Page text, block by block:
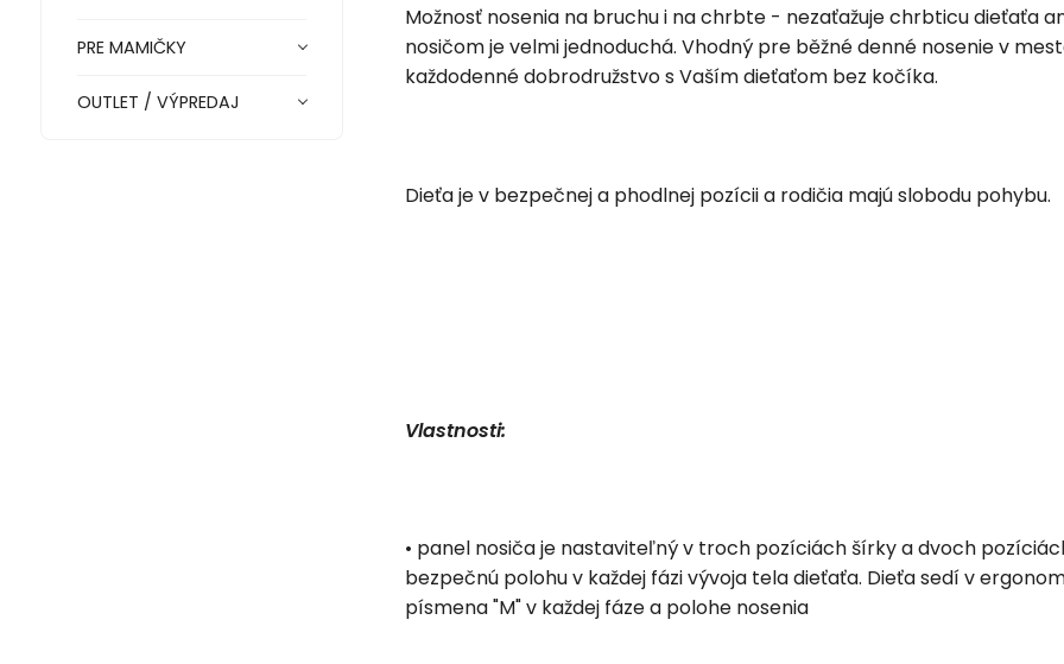
PRE MAMIČKY
OUTLET / VÝPREDAJ
Možnosť nosenia na bruchu i na chrbte - nezaťažuje chrbticu dieťaťa
nosičom je velmi jednoduchá. Vhodný pre běžné denné nosenie v
každodenné dobrodružstvo s Vaším dieťaťom bez kočíka.
Dieťa je v bezpečnej a phodlnej pozícii a rodičia majú slobodu pohybu.
Vlastnosti:
• panel nosiča je nastaviteľný v troch pozíciách šírky a dvoch
bezpečnú polohu v každej fázi vývoja tela dieťaťa. Dieťa sedí v
písmena "M" v každej fáze a polohe nosenia